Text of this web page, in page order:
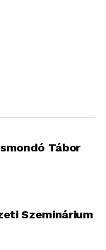
Tábor
Szeminárium